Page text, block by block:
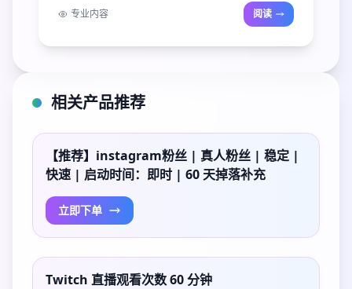
专业内容 阅读
相关产品推荐
【推荐】instagram粉丝 | 真人粉丝 | 稳定 |
快速 | 启动时间：即时 | 60 天掉落补充
立即下单
Twitch 直播观看次数 60 分钟